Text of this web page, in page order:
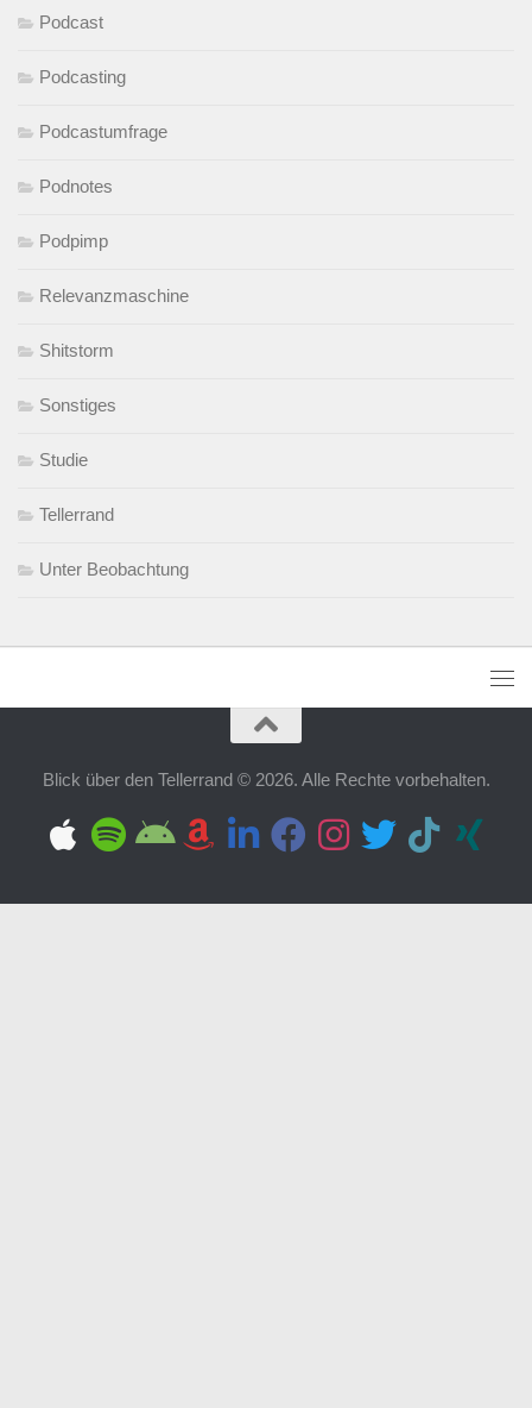
Podcast
Podcasting
Podcastumfrage
Podnotes
Podpimp
Relevanzmaschine
Shitstorm
Sonstiges
Studie
Tellerrand
Unter Beobachtung
Blick über den Tellerrand © 2026. Alle Rechte vorbehalten.